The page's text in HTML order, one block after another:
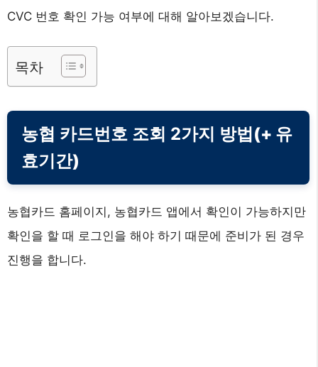
CVC 번호 확인 가능 여부에 대해 알아보겠습니다.
목차
농협 카드번호 조회 2가지 방법(+ 유
효기간)
농협카드 홈페이지, 농협카드 앱에서 확인이 가능하지만
확인을 할 때 로그인을 해야 하기 때문에 준비가 된 경우
진행을 합니다.